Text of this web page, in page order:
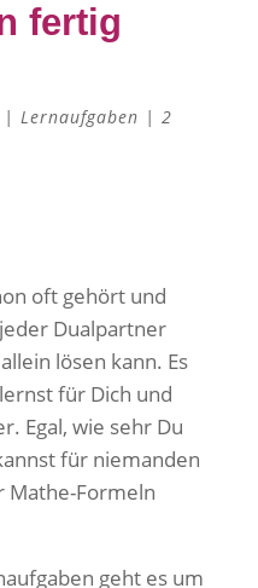
fertig
| Lernaufgaben | 2
oft gehört und
Dualpartner
lösen kann. Es
für Dich und
Egal, wie sehr Du
für niemanden
Mathe-Formeln
geht es um